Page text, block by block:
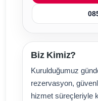
Biz Kimiz?
Kurulduğumuz
rezervasyon,
hizmet süreçleriyle